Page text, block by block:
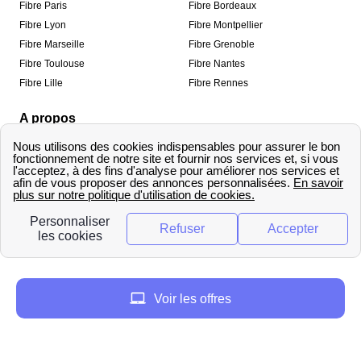
Fibre Paris
Fibre Lyon
Fibre Marseille
Fibre Toulouse
Fibre Lille
Fibre Bordeaux
Fibre Montpellier
Fibre Grenoble
Fibre Nantes
Fibre Rennes
A propos
Qui sommes-nous ?
Informations de contact
Méthodologie de classement
Mentions légales
Traitement des avis
Copyright © fibre-optique-eligibilite.fr 2026 – Tous
droits réservés
Voir les offres